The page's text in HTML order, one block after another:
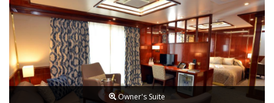
Owner's Suite